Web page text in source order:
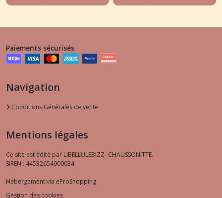
Paiements sécurisés
Navigation
Conditions Générales de vente
Mentions légales
Ce site est édité par LIBELLULEBIZZ- CHAUSSONITTE.
SIREN : 44532654900034
Hébergement via eProShopping
Gestion des cookies